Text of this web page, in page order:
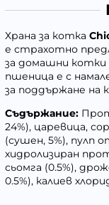
Храна за котка
е страхотно
за домашни котки
пшеница е с
за поддържане на
Съдържание:
24%), царевица,
(сушен, 5%), пулп
хидролизиран
сьомга (0.5%),
0.5%), калиев